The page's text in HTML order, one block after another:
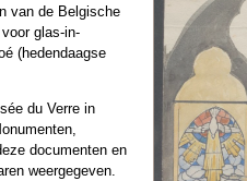
van de Belgische
glas-in-
(hedendaagse
du Verre in
documenten en
weergegeven.